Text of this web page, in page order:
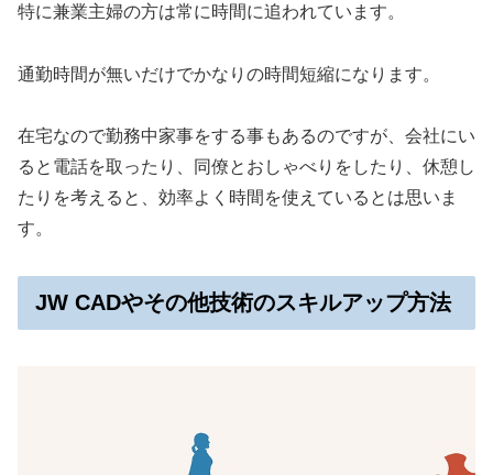
特に兼業主婦の方は常に時間に追われています。
通勤時間が無いだけでかなりの時間短縮になります。
在宅なので勤務中家事をする事もあるのですが、会社にい
ると電話を取ったり、同僚とおしゃべりをしたり、休憩し
たりを考えると、効率よく時間を使えているとは思いま
す。
JW CADやその他技術のスキルアップ方法